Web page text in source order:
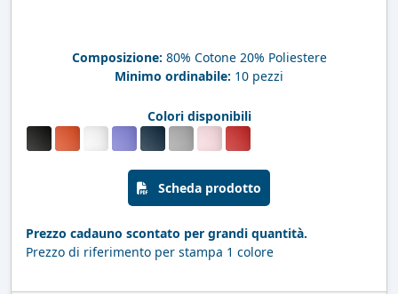
Composizione: 80% Cotone 20% Poliestere
Minimo ordinabile: 10 pezzi
Colori disponibili
Scheda prodotto
Prezzo cadauno scontato per grandi quantità.
Prezzo di riferimento per stampa 1 colore